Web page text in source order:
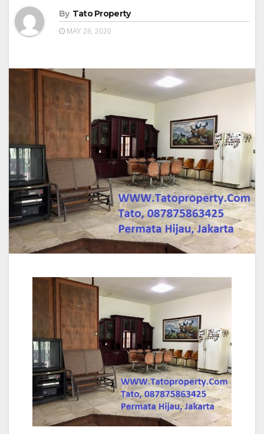
By Tato Property
MAY 28, 2020